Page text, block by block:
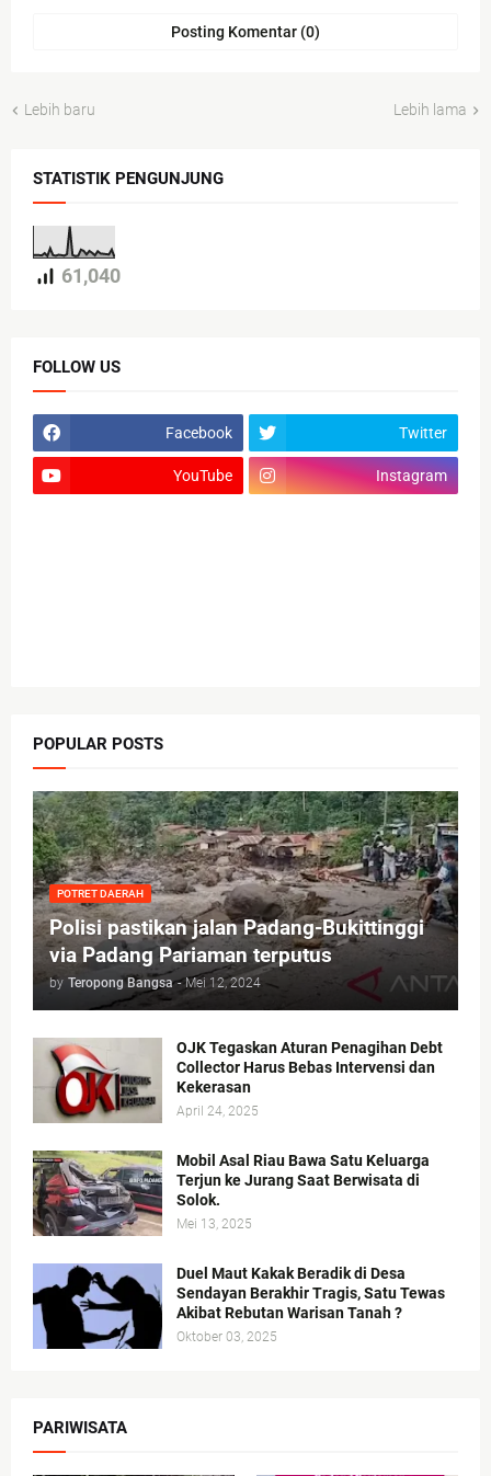
Posting Komentar (0)
Lebih baru Lebih lama
STATISTIK PENGUNJUNG
61,040
FOLLOW US
Facebook Twitter
YouTube Instagram
POPULAR POSTS
POTRET DAERAH
Polisi pastikan jalan Padang-Bukittinggi
via Padang Pariaman terputus
by Teropong Bangsa - Mei 12, 2024
OJK Tegaskan Aturan Penagihan Debt
Collector Harus Bebas Intervensi dan
Kekerasan
April 24, 2025
Mobil Asal Riau Bawa Satu Keluarga
Terjun ke Jurang Saat Berwisata di
Solok.
Mei 13, 2025
Duel Maut Kakak Beradik di Desa
Sendayan Berakhir Tragis, Satu Tewas
Akibat Rebutan Warisan Tanah ?
Oktober 03, 2025
PARIWISATA